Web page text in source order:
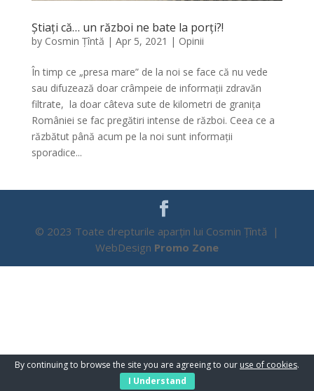
Știați că… un război ne bate la porți?!
by Cosmin Țîntă | Apr 5, 2021 | Opinii
În timp ce „presa mare” de la noi se face că nu vede
sau difuzează doar crâmpeie de informații zdravăn
filtrate, la doar câteva sute de kilometri de granița
României se fac pregătiri intense de război. Ceea ce a
răzbătut până acum pe la noi sunt informații
sporadice...
© 2023 Toate drepturile aparțin lui Cosmin Țîntă |
WebDesign Promo Zone
By continuing to browse the site you are agreeing to our use of cookies.
I Understand